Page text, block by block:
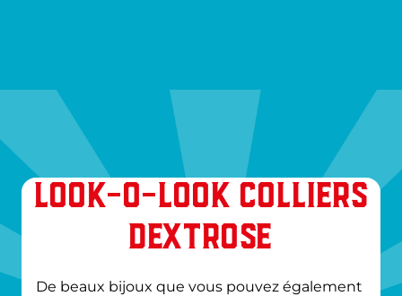
LOOK-O-LOOK COLLIERS
DEXTROSE
De beaux bijoux que vous pouvez également